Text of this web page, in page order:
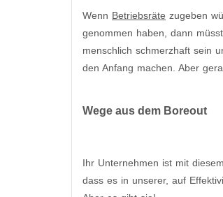
Wenn Betriebsräte zugeben
genommen haben, dann
menschlich schmerzhaft sein
den Anfang machen. Aber
Wege aus dem Boreout
Ihr Unternehmen ist mit
dass es in unserer, auf